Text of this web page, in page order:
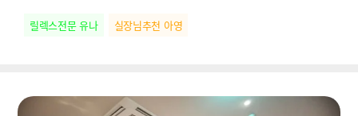
릴렉스전문 유나 실장님추천 아영